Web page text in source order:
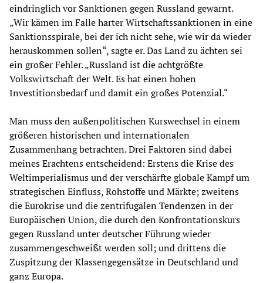
eindringlich vor Sanktionen gegen Russland gewarnt.
„Wir kämen im Falle harter Wirtschaftssanktionen in eine
Sanktionsspirale, bei der ich nicht sehe, wie wir da wieder
herauskommen sollen“, sagte er. Das Land zu ächten sei
ein großer Fehler. „Russland ist die achtgrößte
Volkswirtschaft der Welt. Es hat einen hohen
Investitionsbedarf und damit ein großes Potenzial.“
Man muss den außenpolitischen Kurswechsel in einem
größeren historischen und internationalen
Zusammenhang betrachten. Drei Faktoren sind dabei
meines Erachtens entscheidend: Erstens die Krise des
Weltimperialismus und der verschärfte globale Kampf um
strategischen Einfluss, Rohstoffe und Märkte; zweitens
die Eurokrise und die zentrifugalen Tendenzen in der
Europäischen Union, die durch den Konfrontationskurs
gegen Russland unter deutscher Führung wieder
zusammengeschweißt werden soll; und drittens die
Zuspitzung der Klassengegensätze in Deutschland und
ganz Europa.